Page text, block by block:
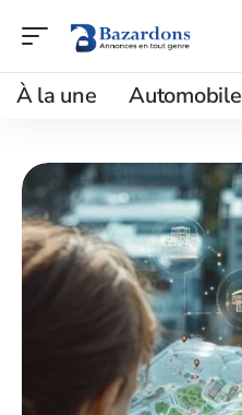
À la une Automobile